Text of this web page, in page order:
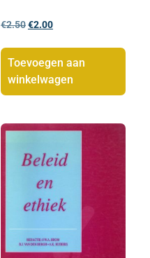
€2.50€2.00
Toevoegen aan
winkelwagen